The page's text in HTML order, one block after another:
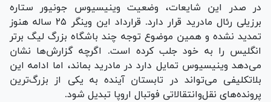
در صدر این شایعات، وضعیت وینیسیوس جونیور ستاره
برزیلی رئال مادرید قرار دارد. قرارداد این وینگر ۲۵ ساله هنوز
تمدید نشده و همین موضوع توجه چند باشگاه بزرگ لیگ برتر
انگلیس را به خود جلب کرده است. اگرچه گزارش‌ها نشان
می‌دهد وینیسیوس تمایل دارد در مادرید بماند، اما ادامه این
بلاتکلیفی می‌تواند در تابستان آینده به یکی از بزرگ‌ترین
پرونده‌های نقل‌وانتقالاتی فوتبال اروپا تبدیل شود.